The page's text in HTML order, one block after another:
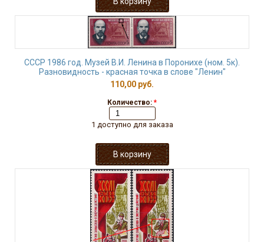
СССР 1986 год. Музей В.И. Ленина в Поронихе (ном. 5к).
Разновидность - красная точка в слове "Ленин"
110,00 руб.
Количество: *
1 доступно для заказа